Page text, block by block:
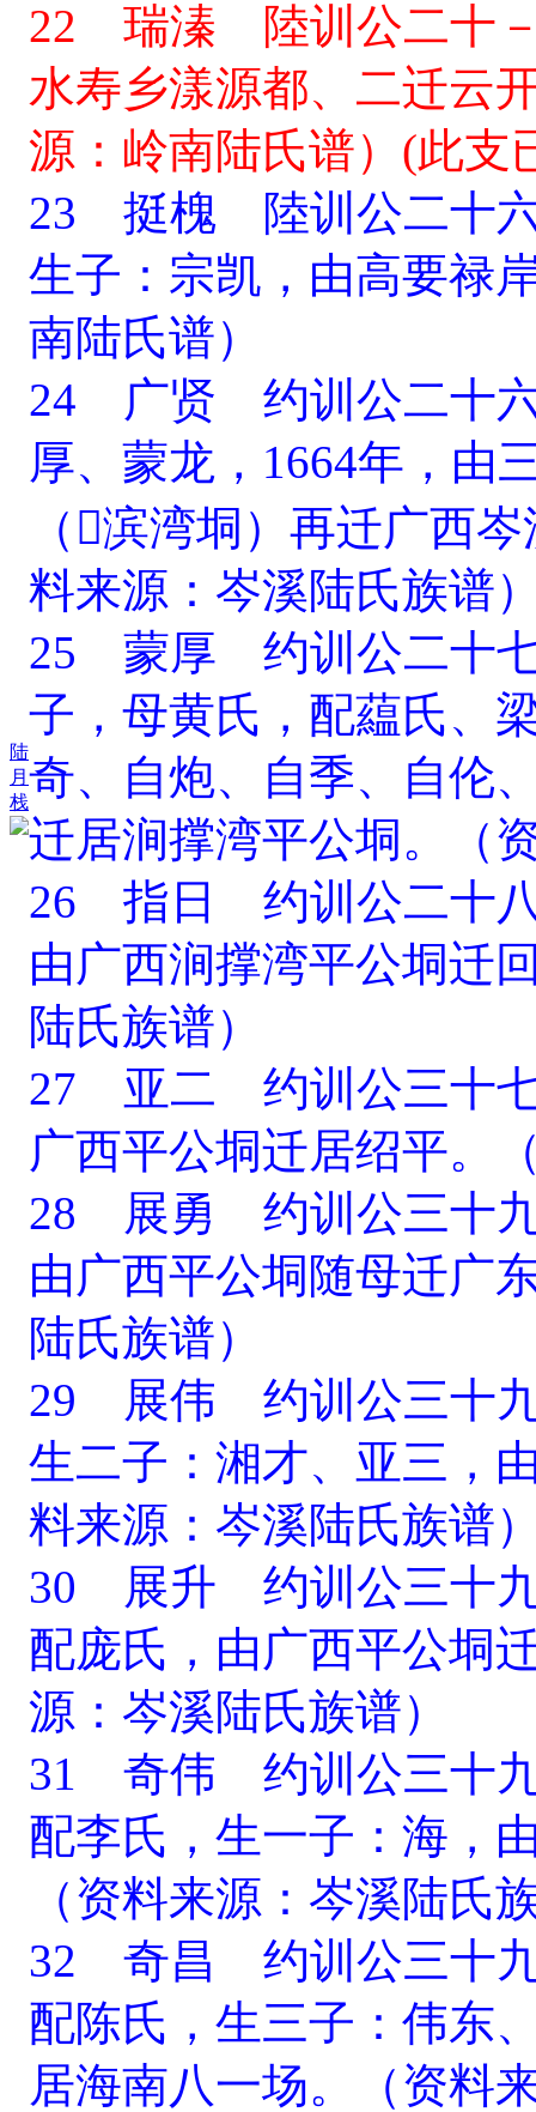
陆
月
栈
22 瑞溱 陸训公二十－
水寿乡漾源都、二迁云
源：岭南陆氏谱）(此支
23 挺槐 陸训公二十六
生子：宗凯，由高要禄
南陆氏谱）
24 广贤 约训公二十六
厚、蒙龙，1664年，由
（滨湾垌）再迁广西
料来源：岑溪陆氏族谱
25 蒙厚 约训公二十
子，母黄氏，配藴氏、
奇、自炮、自季、自伦
迁居涧撑湾平公垌。（
26 指日 约训公二十八
由广西涧撑湾平公垌迁
陆氏族谱）
27 亚二 约训公三十七
广西平公垌迁居绍平。
28 展勇 约训公三十九
由广西平公垌随母迁广
陆氏族谱）
29 展伟 约训公三十九
生二子：湘才、亚三，
料来源：岑溪陆氏族谱
30 展升 约训公三十九
配庞氏，由广西平公垌
源：岑溪陆氏族谱）
31 奇伟 约训公三十九
配李氏，生一子：海，
（资料来源：岑溪陆氏
32 奇昌 约训公三十九
配陈氏，生三子：伟东
居海南八一场。（资料